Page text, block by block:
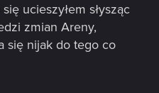
ucieszyłem słysząc
zmian Areny,
się nijak do tego co